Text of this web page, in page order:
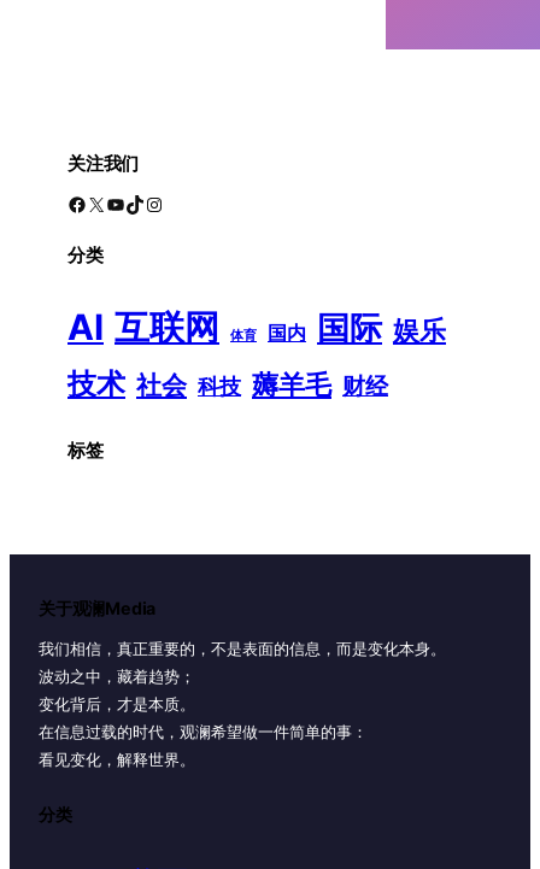
关注我们
Facebook X YouTube TikTok Instagram
分类
AI 互联网 体育 国内 国际 娱乐
技术 社会 科技 薅羊毛 财经
标签
关于观澜Media
我们相信，真正重要的，不是表面的信息，而是变化本身。
波动之中，藏着趋势；
变化背后，才是本质。
在信息过载的时代，观澜希望做一件简单的事：
看见变化，解释世界。
分类